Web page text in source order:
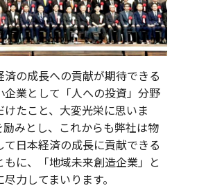
の成長への貢献が期待できる
企業として「人への投資」分野
たこと、大変光栄に思いま
みとし、これからも弊社は物
日本経済の成長に貢献できる
もに、「地域未来創造企業」と
力してまいります。